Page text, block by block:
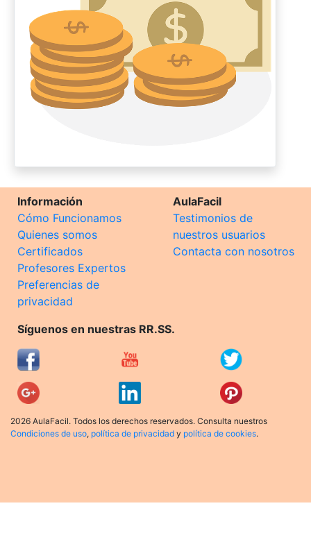
Información
Cómo Funcionamos
Quienes somos
Certificados
Profesores Expertos
Preferencias de
privacidad
AulaFacil
Testimonios de
nuestros usuarios
Contacta con nosotros
Síguenos en nuestras RR.SS.
2026 AulaFacil. Todos los derechos reservados. Consulta nuestros
Condiciones de uso, política de privacidad y política de cookies.